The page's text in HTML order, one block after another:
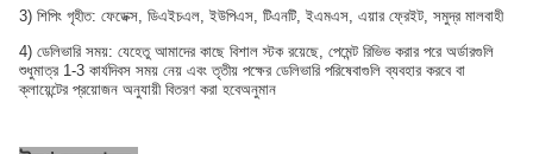
3) শিপিং গৃহীত: ফেডেক্স, ডিএইচএল, ইউপিএস, টিএনটি, ইএমএস, এয়ার ফ্রেইট, সমুদ্র মালবাহী
4) ডেলিভারি সময়: যেহেতু আমাদের কাছে বিশাল স্টক রয়েছে, পেমেন্ট রিভিভ করার পরে অর্ডারগুলি
শুধুমাত্র 1-3 কার্যদিবস সময় নেয় এবং তৃতীয় পক্ষের ডেলিভারি পরিষেবাগুলি ব্যবহার করবে বা
ক্লায়েন্টের প্রয়োজন অনুযায়ী বিতরণ করা হবেঅনুমান